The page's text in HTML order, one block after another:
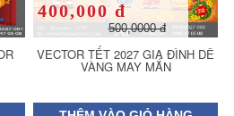
VECTOR TẾT 2027 GIA ĐÌNH DÊ
VÀNG MAY MẮN
400,000 đ
500,0000 đ